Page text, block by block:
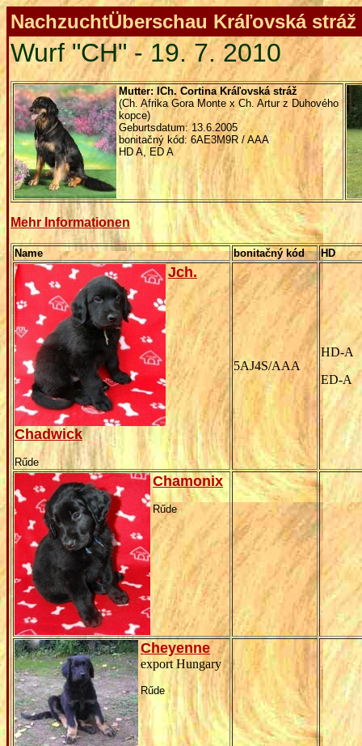
NachzuchtÜberschau Kráľovská
Wurf "CH" - 19. 7. 2010
Mutter: ICh. Cortina Kráľovská stráž
(Ch. Afrika Gora Monte x Ch. Artur z Duhového
kopce)
Geburtsdatum: 13.6.2005
bonitačný kód: 6AE3M9R / AAA
HD A, ED A
Mehr Informationen
Name bonitačný kód HD
Jch.
Chadwick
Rűde
5AJ4S/AAA
HD-A
ED-A
Chamonix
Rűde
Cheyenne
export Hungary
Rűde